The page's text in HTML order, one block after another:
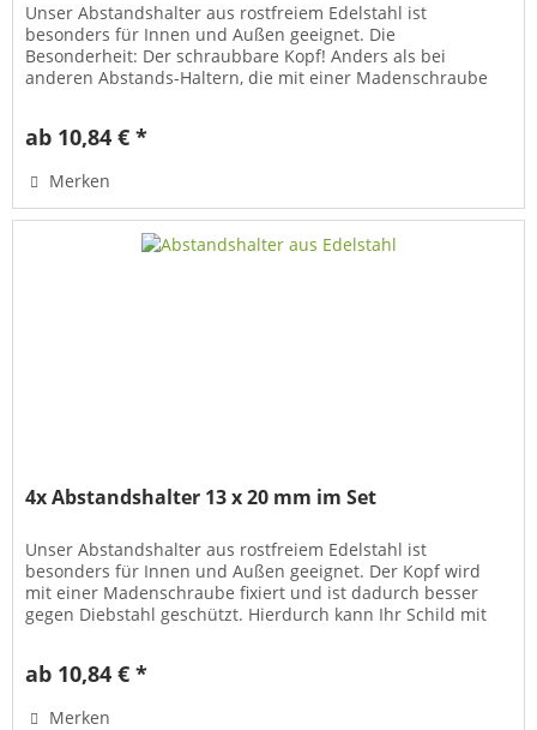
Unser Abstandshalter aus rostfreiem Edelstahl ist
besonders für Innen und Außen geeignet. Die
Besonderheit: Der schraubbare Kopf! Anders als bei
anderen Abstands-Haltern, die mit einer Madenschraube
ab 10,84 € *
Merken
4x Abstandshalter 13 x 20 mm im Set
Unser Abstandshalter aus rostfreiem Edelstahl ist
besonders für Innen und Außen geeignet. Der Kopf wird
mit einer Madenschraube fixiert und ist dadurch besser
gegen Diebstahl geschützt. Hierdurch kann Ihr Schild mit
ab 10,84 € *
Merken